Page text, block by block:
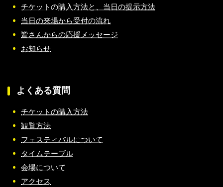
チケットの購入方法と、当日の提示方法
当日の来場から受付の流れ
皆さんからの応援メッセージ
お知らせ
よくある質問
チケットの購入方法
観覧方法
フェスティバルについて
タイムテーブル
会場について
アクセス